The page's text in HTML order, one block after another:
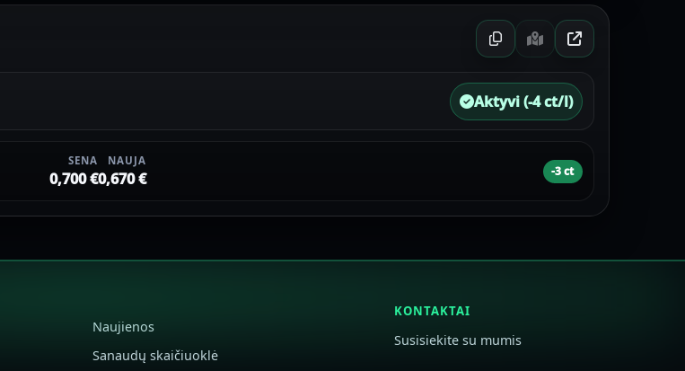
Aktyvi (-4 ct/l)
SENA
0,700 €
NAUJA
0,670 € -3 ct
Naujienos
Sanaudų skaičiuoklė
KONTAKTAI
Susisiekite su mumis